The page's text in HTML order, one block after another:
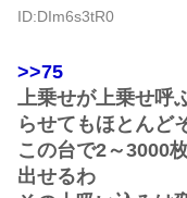
ID:DIm6s3tR0
>>75
上乗せが上乗せ
らせてもほとんど
この台で2～3000
出せるわ